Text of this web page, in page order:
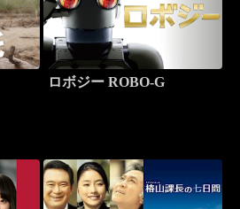
ロボジー ROBO-G